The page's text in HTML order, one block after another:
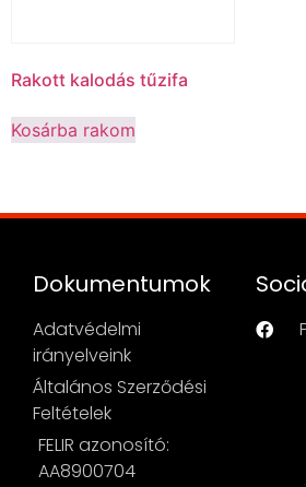
Rakott kalodás tűzifa
Kosárba rakom
Dokumentumok
Adatvédelmi
irányelveink
Általános Szerződési
Feltételek
FELIR azonosító:
AA8900704